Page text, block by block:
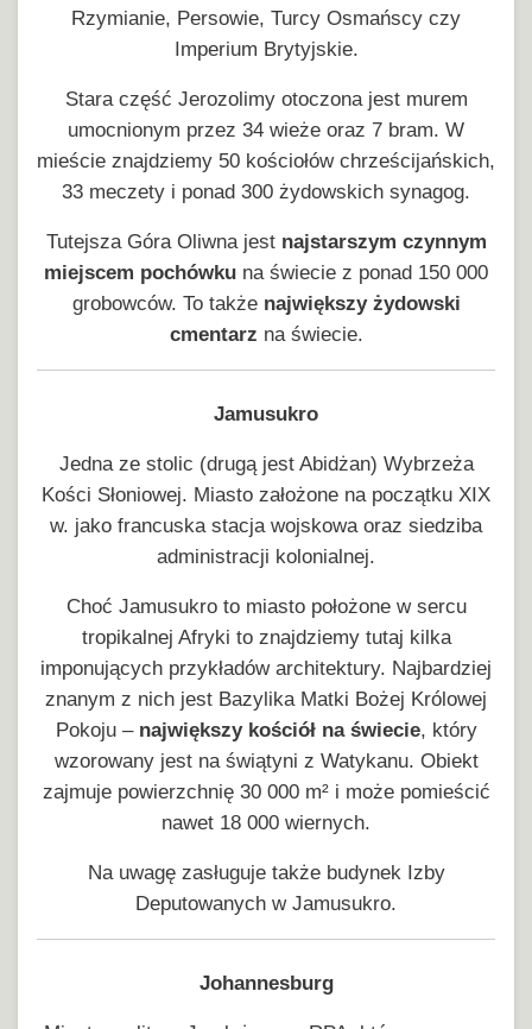
Rzymianie, Persowie, Turcy Osmańscy czy
Imperium Brytyjskie.
Stara część Jerozolimy otoczona jest murem
umocnionym przez 34 wieże oraz 7 bram. W
mieście znajdziemy 50 kościołów chrześcijańskich,
33 meczety i ponad 300 żydowskich synagog.
Tutejsza Góra Oliwna jest najstarszym czynnym
miejscem pochówku na świecie z ponad 150 000
grobowców. To także największy żydowski
cmentarz na świecie.
Jamusukro
Jedna ze stolic (drugą jest Abidżan) Wybrzeża
Kości Słoniowej. Miasto założone na początku XIX
w. jako francuska stacja wojskowa oraz siedziba
administracji kolonialnej.
Choć Jamusukro to miasto położone w sercu
tropikalnej Afryki to znajdziemy tutaj kilka
imponujących przykładów architektury. Najbardziej
znanym z nich jest Bazylika Matki Bożej Królowej
Pokoju – największy kościół na świecie, który
wzorowany jest na świątyni z Watykanu. Obiekt
zajmuje powierzchnię 30 000 m² i może pomieścić
nawet 18 000 wiernych.
Na uwagę zasługuje także budynek Izby
Deputowanych w Jamusukro.
Johannesburg